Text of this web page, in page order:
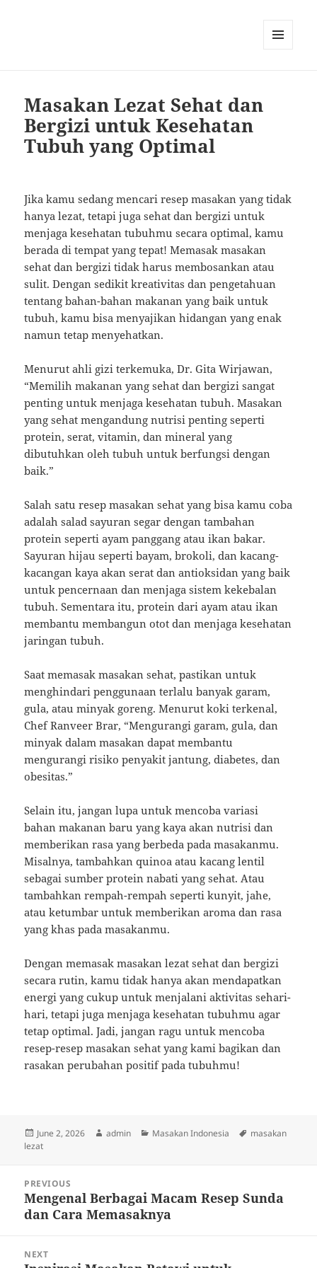
Masakan Lezat Sehat dan
Bergizi untuk Kesehatan
Tubuh yang Optimal
Jika kamu sedang mencari resep masakan yang tidak
hanya lezat, tetapi juga sehat dan bergizi untuk
menjaga kesehatan tubuhmu secara optimal, kamu
berada di tempat yang tepat! Memasak masakan
sehat dan bergizi tidak harus membosankan atau
sulit. Dengan sedikit kreativitas dan pengetahuan
tentang bahan-bahan makanan yang baik untuk
tubuh, kamu bisa menyajikan hidangan yang enak
namun tetap menyehatkan.
Menurut ahli gizi terkemuka, Dr. Gita Wirjawan,
“Memilih makanan yang sehat dan bergizi sangat
penting untuk menjaga kesehatan tubuh. Masakan
yang sehat mengandung nutrisi penting seperti
protein, serat, vitamin, dan mineral yang
dibutuhkan oleh tubuh untuk berfungsi dengan
baik.”
Salah satu resep masakan sehat yang bisa kamu coba
adalah salad sayuran segar dengan tambahan
protein seperti ayam panggang atau ikan bakar.
Sayuran hijau seperti bayam, brokoli, dan kacang-
kacangan kaya akan serat dan antioksidan yang baik
untuk pencernaan dan menjaga sistem kekebalan
tubuh. Sementara itu, protein dari ayam atau ikan
membantu membangun otot dan menjaga kesehatan
jaringan tubuh.
Saat memasak masakan sehat, pastikan untuk
menghindari penggunaan terlalu banyak garam,
gula, atau minyak goreng. Menurut koki terkenal,
Chef Ranveer Brar, “Mengurangi garam, gula, dan
minyak dalam masakan dapat membantu
mengurangi risiko penyakit jantung, diabetes, dan
obesitas.”
Selain itu, jangan lupa untuk mencoba variasi
bahan makanan baru yang kaya akan nutrisi dan
memberikan rasa yang berbeda pada masakanmu.
Misalnya, tambahkan quinoa atau kacang lentil
sebagai sumber protein nabati yang sehat. Atau
tambahkan rempah-rempah seperti kunyit, jahe,
atau ketumbar untuk memberikan aroma dan rasa
yang khas pada masakanmu.
Dengan memasak masakan lezat sehat dan bergizi
secara rutin, kamu tidak hanya akan mendapatkan
energi yang cukup untuk menjalani aktivitas sehari-
hari, tetapi juga menjaga kesehatan tubuhmu agar
tetap optimal. Jadi, jangan ragu untuk mencoba
resep-resep masakan sehat yang kami bagikan dan
rasakan perubahan positif pada tubuhmu!
Posted
on
June 2, 2026 Author
admin Categories
Masakan Indonesia Tags
masakan
lezat
navigation
PREVIOUS
Previous
post:
Mengenal Berbagai Macam Resep Sunda
dan Cara Memasaknya
NEXT